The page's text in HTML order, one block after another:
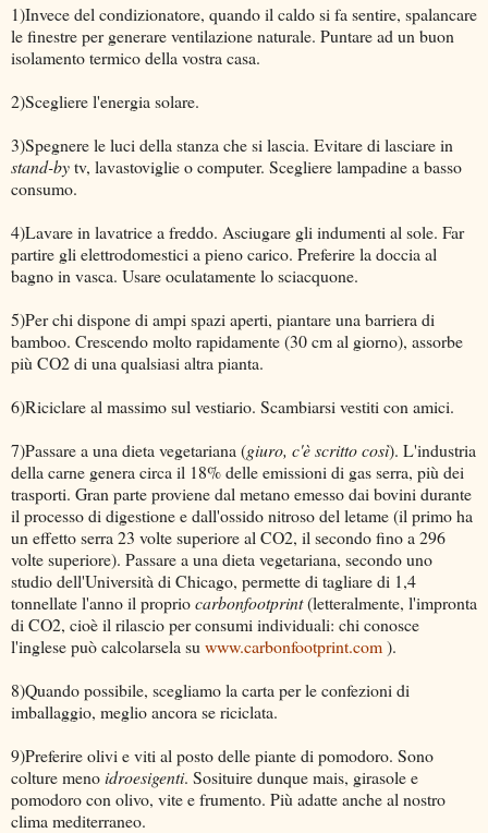
1)Invece del condizionatore, quando il caldo si fa sentire, spalancare
le finestre per generare ventilazione naturale. Puntare ad un buon
isolamento termico della vostra casa.
2)Scegliere l'energia solare.
3)Spegnere le luci della stanza che si lascia. Evitare di lasciare in
stand-bytv, lavastoviglie o computer. Scegliere lampadine a basso
consumo.
4)Lavare in lavatrice a freddo. Asciugare gli indumenti al sole. Far
partire gli elettrodomestici a pieno carico. Preferire la doccia al
bagno in vasca. Usare oculatamente lo sciacquone.
5)Per chi dispone di ampi spazi aperti, piantare una barriera di
bamboo. Crescendo molto rapidamente (30 cm al giorno), assorbe
più CO2 di una qualsiasi altra pianta.
6)Riciclare al massimo sul vestiario. Scambiarsi vestiti con amici.
7)Passare a una dieta vegetariana (giuro, c'è scritto così). L'industria
della carne genera circa il 18% delle emissioni di gas serra, più dei
trasporti. Gran parte proviene dal metano emesso dai bovini durante
il processo di digestione e dall'ossido nitroso del letame (il primo ha
un effetto serra 23 volte superiore al CO2, il secondo fino a 296
volte superiore). Passare a una dieta vegetariana, secondo uno
studio dell'Università di Chicago, permette di tagliare di 1,4
tonnellate l'anno il propriocarbonfootprint(letteralmente, l'impronta
di CO2, cioè il rilascio per consumi individuali: chi conosce
l'inglese può calcolarsela su www.carbonfootprint.com).
8)Quando possibile, scegliamo la carta per le confezioni di
imballaggio, meglio ancora se riciclata.
9)Preferire olivi e viti al posto delle piante di pomodoro. Sono
colture menoidroesigenti. Sosituire dunque mais, girasole e
pomodoro con olivo, vite e frumento. Più adatte anche al nostro
clima mediterraneo.